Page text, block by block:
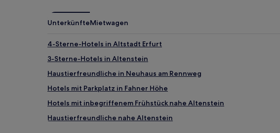
UnterkünfteMietwagen
4-Sterne-Hotels in Altstadt Erfurt
3-Sterne-Hotels in Altenstein
Haustierfreundliche in Neuhaus am Rennweg
Hotels mit Parkplatz in Fahner Höhe
Hotels mit inbegriffenem Frühstück nahe Altenstein
Haustierfreundliche nahe Altenstein